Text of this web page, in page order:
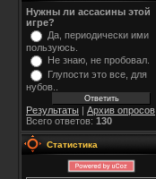
Нужны ли ассасины этой
игре?
Да, периодически ими
пользуюсь.
Не знаю, не пробовал.
Глупости это все, для
нубов..
Результаты | Архив опросов
Всего ответов: 130
Статистика